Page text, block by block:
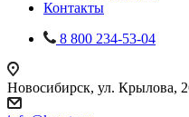
Контакты
8 800 234-53-04
Новосибирск, ул. Крылова,